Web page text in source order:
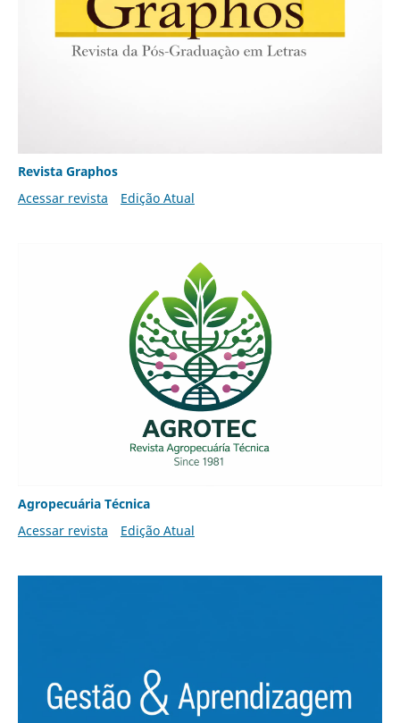
Revista Graphos
Acessar revista
Edição Atual
Agropecuária Técnica
Acessar revista
Edição Atual